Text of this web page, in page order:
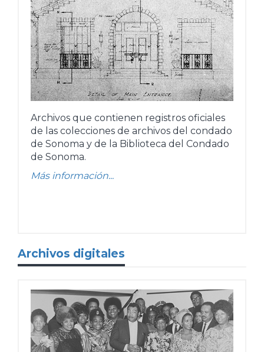
Archivos que contienen registros oficiales
de las colecciones de archivos del condado
de Sonoma y de la Biblioteca del Condado
de Sonoma.
Más información...
Archivos digitales